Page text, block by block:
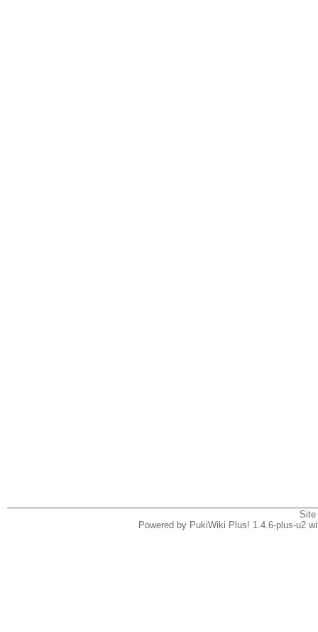
Powered by PukiWiki Plus! 1.4.6-plus-u2